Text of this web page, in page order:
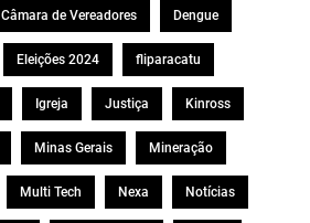
Câmara de Vereadores Dengue
Eleições 2024 fliparacatu
Igreja Justiça Kinross
Minas Gerais Mineração
Multi Tech Nexa Notícias